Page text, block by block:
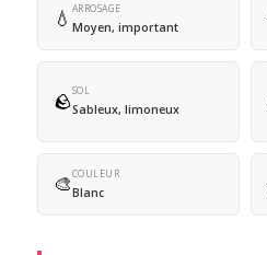
💧 ARROSAGE
Moyen, important
🪨SOL
Sableux, limoneux
🎨COULEUR
Blanc